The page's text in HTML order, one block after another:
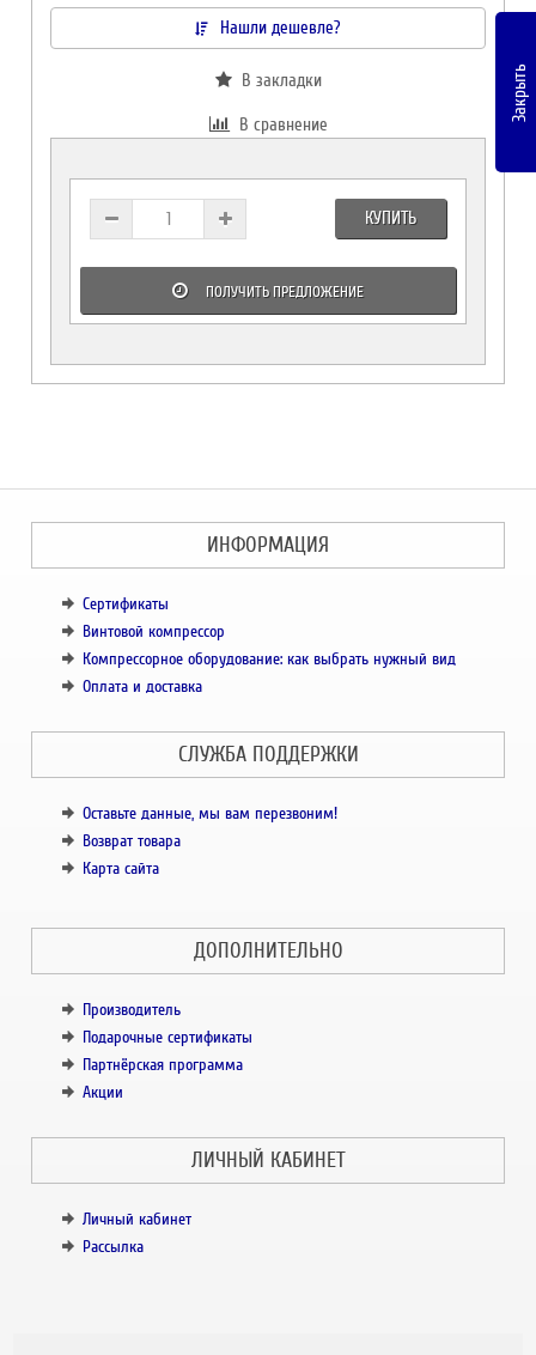
Нашли дешевле?
В закладки
В сравнение
КУПИТЬ
ПОЛУЧИТЬ ПРЕДЛОЖЕНИЕ
ИНФОРМАЦИЯ
Сертификаты
Винтовой компрессор
Компрессорное оборудование: как выбрать нужный вид
Оплата и доставка
СЛУЖБА ПОДДЕРЖКИ
Оставьте данные, мы вам перезвоним!
Возврат товара
Карта сайта
ДОПОЛНИТЕЛЬНО
Производитель
Подарочные сертификаты
Партнёрская программа
Акции
ЛИЧНЫЙ КАБИНЕТ
Личный кабинет
Рассылка
Закрыть